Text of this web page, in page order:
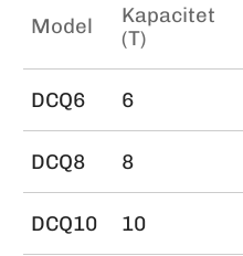
Model
Kapacitet
(T)
DCQ6 6
DCQ8 8
DCQ10 10